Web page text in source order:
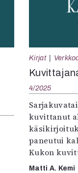
Kirjat
4/2025
kuvittanut
paneutui
Kukon
Matti A. Kemi